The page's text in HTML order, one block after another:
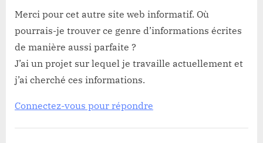
ou
alternative
?”
Merci pour cet autre site web informatif. Où
pourrais-je trouver ce genre d’informations écrites
de manière aussi parfaite ?
J’ai un projet sur lequel je travaille actuellement et
j’ai cherché ces informations.
Connectez-vous pour répondre